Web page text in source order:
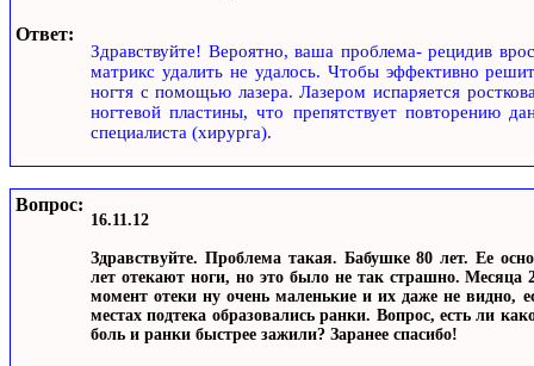
Ответ:
Здравствуйте! Вероятно, ваша проблема- рецидив
матрикс удалить не удалось. Чтобы эффективно
ногтя с помощью лазера. Лазером испаряется
ногтевой пластины, что препятствует повторению
специалиста (хирурга).
Вопрос:
16.11.12
Здравствуйте. Проблема такая. Бабушке 80 лет. Ее
лет отекают ноги, но это было не так страшно.
момент отеки ну очень маленькие и их даже не видно,
местах подтека образовались ранки. Вопрос, есть ли
боль и ранки быстрее зажили? Заранее спасибо!